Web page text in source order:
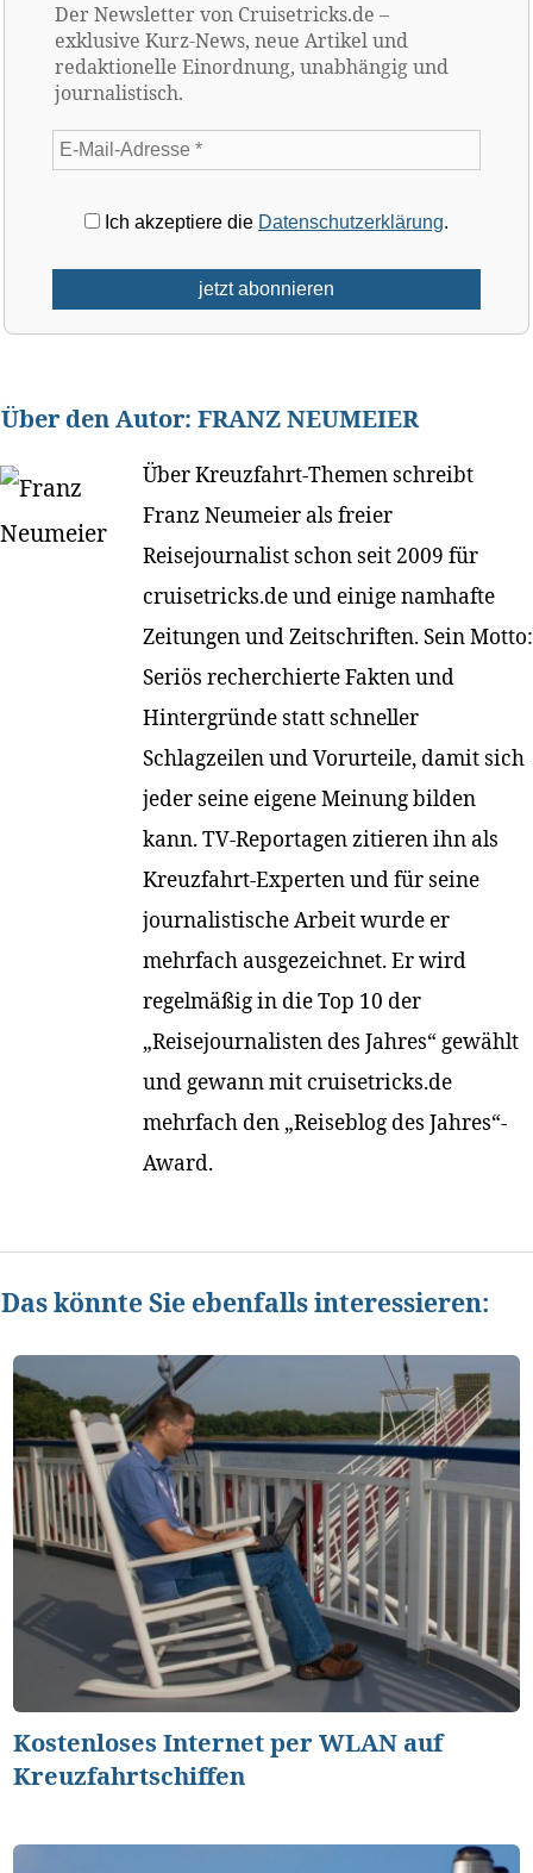
Der Newsletter von Cruisetricks.de –
exklusive Kurz-News, neue Artikel und
redaktionelle Einordnung, unabhängig und
journalistisch.
Ich akzeptiere die Datenschutzerklärung.
Über den Autor: FRANZ NEUMEIER
Über Kreuzfahrt-Themen schreibt
Franz Neumeier als freier
Reisejournalist schon seit 2009 für
cruisetricks.de und einige namhafte
Zeitungen und Zeitschriften. Sein Motto:
Seriös recherchierte Fakten und
Hintergründe statt schneller
Schlagzeilen und Vorurteile, damit sich
jeder seine eigene Meinung bilden
kann. TV-Reportagen zitieren ihn als
Kreuzfahrt-Experten und für seine
journalistische Arbeit wurde er
mehrfach ausgezeichnet. Er wird
regelmäßig in die Top 10 der
„Reisejournalisten des Jahres“ gewählt
und gewann mit cruisetricks.de
mehrfach den „Reiseblog des Jahres“-
Award.
Das könnte Sie ebenfalls interessieren:
Kostenloses Internet per WLAN auf
Kreuzfahrtschiffen